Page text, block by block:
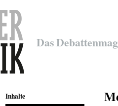
Das
Inhalte